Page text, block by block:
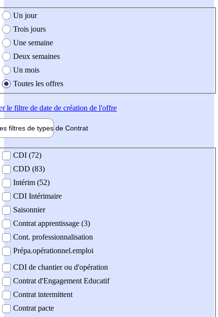
création de l'offre
Un jour
Trois jours
Une semaine
Deux semaines
Un mois
Toutes les offres
le filtre de date de création de l'offre
filtres de types de Contrat
contrat
CDI (72)
CDD (83)
Intérim (52)
CDI Intérimaire
Saisonnier
Contrat apprentissage (3)
Cont. professionnalisation
Prépa.opérationnel.emploi
CDI de chantier ou d'opération
Contrat d'Engagement Educatif
Contrat intermittent
Contrat pacte